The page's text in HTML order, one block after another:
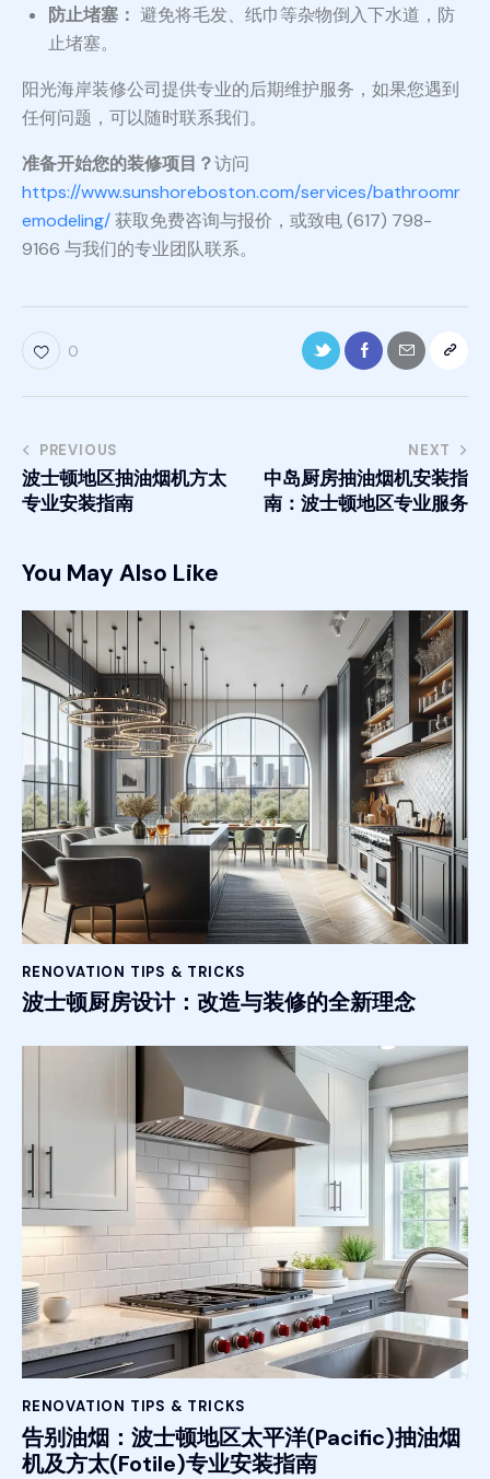
防止堵塞： 避免将毛发、纸巾等杂物倒入下水道，防
止堵塞。
阳光海岸装修公司提供专业的后期维护服务，如果您遇到
任何问题，可以随时联系我们。
准备开始您的装修项目？访问
https://www.sunshoreboston.com/services/bathroomr
emodeling/获取免费咨询与报价，或致电 (617) 798-
9166 与我们的专业团队联系。
0
PREVIOUS
波士顿地区抽油烟机方太
专业安装指南
NEXT
中岛厨房抽油烟机安装指
南：波士顿地区专业服务
You May Also Like
RENOVATION TIPS & TRICKS
波士顿厨房设计：改造与装修的全新理念
RENOVATION TIPS & TRICKS
告别油烟：波士顿地区太平洋(Pacific)抽油烟
机及方太(Fotile)专业安装指南